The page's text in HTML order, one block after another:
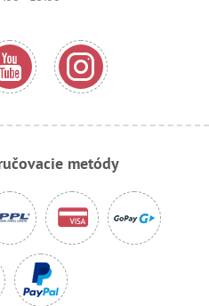
metódy